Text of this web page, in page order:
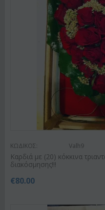
ΚΩΔΙΚΟΣ: Valh9
Καρδιά με (20) κόκκινα
διακόσμησης!!!
€80.00